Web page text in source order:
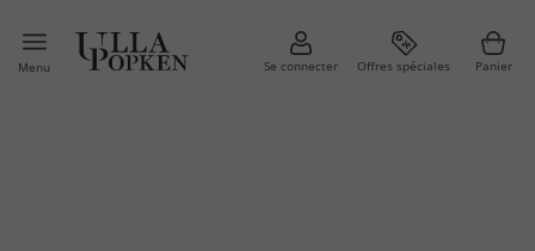
Menu Se connecter Offres spéciales Panier